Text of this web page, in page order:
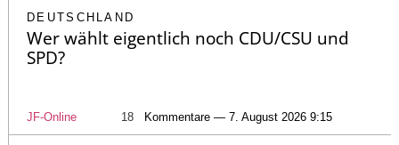
DEUTSCHLAND
Wer wählt eigentlich noch CDU/CSU und
SPD?
JF-Online 18 Kommentare — 7. August 2026 9:15